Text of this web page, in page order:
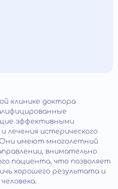
клинике доктора
эффективными
лечения истерического
имеют многолетний
внимательно
пациента, что позволяет
хорошего результата и